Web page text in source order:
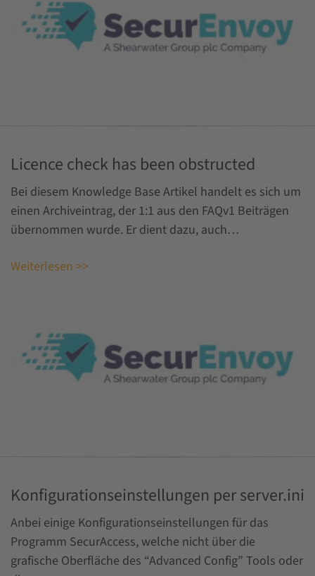
Licence check has been obstructed
Bei diesem Knowledge Base Artikel handelt es sich um
einen Archiveintrag, der 1:1 aus den FAQv1 Beiträgen
übernommen wurde. Er dient dazu, auch…
Weiterlesen >>
Konfigurationseinstellungen per server.ini
Anbei einige Konfigurationseinstellungen für das
Programm SecurAccess, welche nicht über die
grafische Oberfläche des “Advanced Config” Tools oder